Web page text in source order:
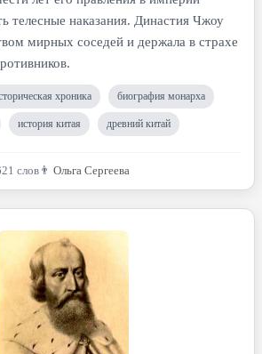
телесные наказания. Династия Чжоу
мирных соседей и держала в страхе
хроника биография монарха
история китая древний китай
слов 👨 Ольга Сергеева